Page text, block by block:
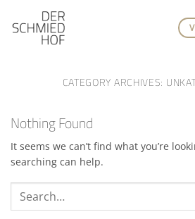
content
CATEGORY ARCHIVES:
Nothing Found
It seems we can’t find what you’re
searching can help.